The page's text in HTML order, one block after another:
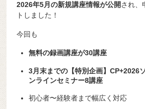
2026年5月の新規講座情報が公開され、
トしました！
今回も
無料の録画講座が30講座
3月末までの【特別企画】CP+2026
ンラインセミナー8講座
初心者〜経験者まで幅広く対応